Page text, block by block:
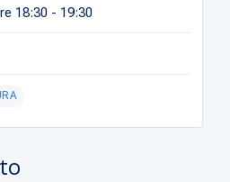
18:30 - 19:30